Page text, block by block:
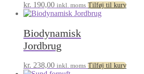
kr. 190,00 inkl. moms Tilføj til kurv
Biodynamisk
Jordbrug
kr. 238,00 inkl. moms Tilføj til kurv